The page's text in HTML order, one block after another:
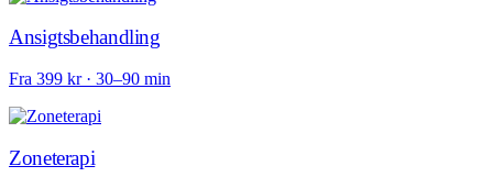
Ansigtsbehandling
Fra 399 kr · 30–90 min
Zoneterapi